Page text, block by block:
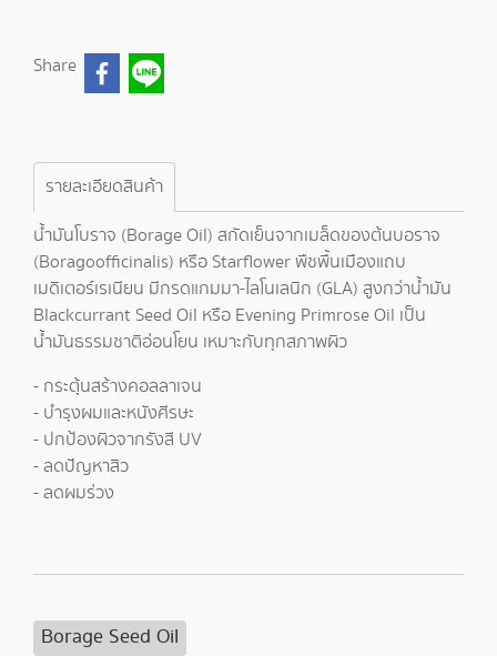
Share
รายละเอียดสินค้า
น้ำมันโบราจ (Borage Oil) สกัดเย็นจากเมล็ดของต้นบอราจ
(Boragoofficinalis) หรือ Starflower พืชพื้นเมืองแถบ
เมดิเตอร์เรเนียน มีกรดแกมมา-ไลโนเลนิก (GLA) สูงกว่าน้ำมัน
Blackcurrant Seed Oil หรือ Evening Primrose Oil เป็น
น้ำมันธรรมชาติอ่อนโยน เหมาะกับทุกสภาพผิว
- กระตุ้นสร้างคอลลาเจน
- บำรุงผมและหนังศีรษะ
- ปกป้องผิวจากรังสี UV
- ลดปัญหาสิว
- ลดผมร่วง
Borage Seed Oil